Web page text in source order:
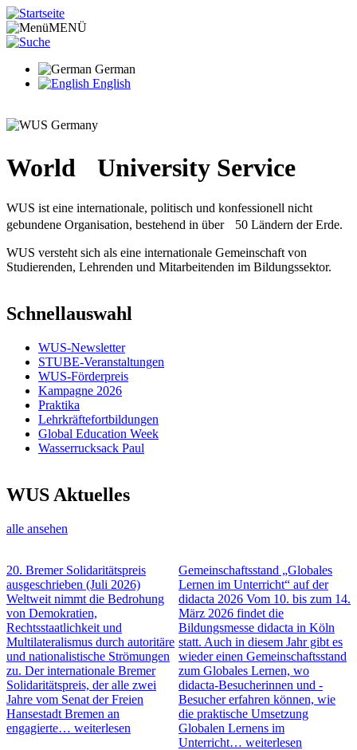
Direkt
zum
Inhalt
MENÜ
German
English
World University Service
WUS ist eine internationale, politisch und konfessionell nicht
gebundene Organisation, bestehend in über 50 Ländern der Erde.
WUS versteht sich als eine internationale Gemeinschaft von
Studierenden, Lehrenden und Mitarbeitenden im Bildungssektor.
Schnellauswahl
WUS-Newsletter
STUBE-Veranstaltungen
WUS-Förderpreis
Kampagne 2026
Praktika
Lehrkräftefortbildungen
Global Education Week
Wasserrucksack Paul
WUS Aktuelles
alle ansehen
20. Bremer Solidaritätspreis
ausgeschrieben (Juli 2026)
Weltweit nimmt die Bedrohung
von Demokratien,
Rechtsstaatlichkeit und
Multilateralismus durch autoritäre
und nationalistische Strömungen
zu. Der internationale Bremer
Solidaritätspreis, der alle zwei
Jahre vom Senat der Freien
Hansestadt Bremen an
engagierte… weiterlesen
Gemeinschaftsstand „Globales
Lernen im Unterricht“ auf der
didacta 2026 Vom 10. bis zum 14.
März 2026 findet die
Bildungsmesse didacta in Köln
statt. Auch in diesem Jahr gibt es
wieder einen Gemeinschaftsstand
zum Globales Lernen, wo
didacta-Besucherinnen und -
Besucher erfahren können, wie
die praktische Umsetzung
Globalen Lernens im
Unterricht… weiterlesen